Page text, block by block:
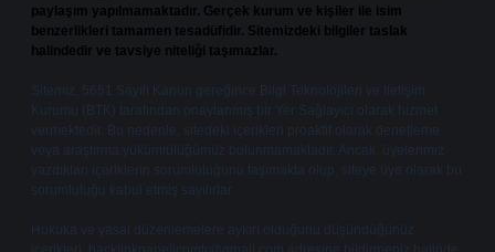
paylaşım yapılmamaktadır. Gerçek kurum ve kişiler ile isim
benzerlikleri tamamen tesadüfidir. Sitemizdeki bilgiler taslak
halindedir ve tavsiye niteliği taşımazlar.
Sitemiz, 5651 Sayılı Kanun gereğince Bilgi Teknolojileri ve İletişim
Kurumu (BTK) tarafından onaylanmış bir Yer Sağlayıcı olarak hizmet
vermektedir. Bu nedenle, sitedeki içerikleri proaktif olarak denetleme
veya araştırma yükümlülüğümüz bulunmamaktadır. Ancak, üyelerimiz
yazdıkları içeriklerin sorumluluğunu taşımakta olup, siteye üye olarak bu
sorumluluğu kabul etmiş sayılırlar.
Hukuka ve yasal düzenlemelere aykırı olduğunu düşündüğünüz